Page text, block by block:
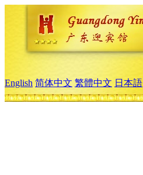
English 简体中文 繁體中文 日本語